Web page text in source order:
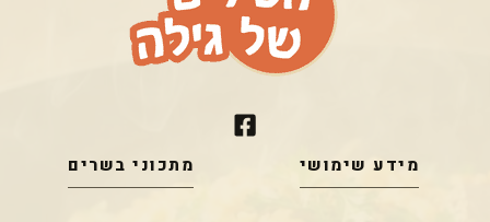
מידע שימושי מתכוני בשרים